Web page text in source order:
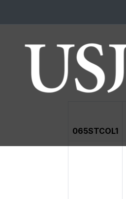
065STCOL1